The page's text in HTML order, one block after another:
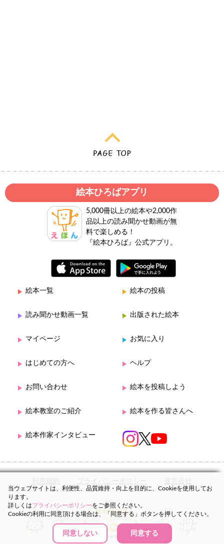
絵本ひろばアプリ
5,000冊以上の絵本や2,000作
品以上の読み聞かせ動画が無
料で楽しめる！
『絵本ひろば』公式アプリ。
絵本一覧 絵本の投稿
読み聞かせ動画一覧 出版された絵本
マイページ お気に入り
はじめての方へ ヘルプ
お問い合わせ 絵本を投稿しよう
絵本教室のご紹介 絵本を作る皆さんへ
絵本作家インタビュー
利用規約 プライバシーポリシー 運営会社
当ウェブサイトは、利便性、品質維持・向上を目的に、Cookieを使用してお
ります。
詳しくはプライバシーポリシーをご参照ください。
Cookieの利用に同意頂ける場合は、「同意する」ボタンを押してください。
同意しない 同意する